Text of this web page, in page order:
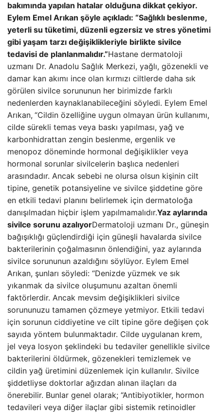
bakımında yapılan hatalar olduğuna dikkat çekiyor.
Eylem Emel Arıkan şöyle açıkladı: “Sağlıklı beslenme,
yeterli su tüketimi, düzenli egzersiz ve stres yönetimi
gibi yaşam tarzı değişiklikleriyle birlikte sivilce
tedavisi de planlanmalıdır.”Hastane dermatoloji
uzmanı Dr. Anadolu Sağlık Merkezi, yağlı, gözenekli ve
damar kan akımı ince olan kırmızı ciltlerde daha sık
görülen sivilce sorununun her birimizde farklı
nedenlerden kaynaklanabileceğini söyledi. Eylem Emel
Arıkan, “Cildin özelliğine uygun olmayan ürün kullanımı,
cilde sürekli temas veya baskı yapılması, yağ ve
karbonhidrattan zengin beslenme, ergenlik ve
menopoz döneminde hormonal değişiklikler veya
hormonal sorunlar sivilcelerin başlıca nedenleri
arasındadır. Ancak sebebi ne olursa olsun kişinin cilt
tipine, genetik potansiyeline ve sivilce şiddetine göre
en etkili tedavi planını belirlemek için dermatoloğa
danışılmadan hiçbir işlem yapılmamalıdır.Yaz aylarında
sivilce sorunu azalıyorDermatoloji uzmanı Dr., güneşin
bağışıklığı güçlendirdiği için güneşli havalarda sivilce
bakterilerinin çoğalmasının önlendiğini, yaz aylarında
sivilce sorununun azaldığını söylüyor. Eylem Emel
Arıkan, şunları söyledi: “Denizde yüzmek ve sık
yıkanmak da sivilce oluşumunu azaltan önemli
faktörlerdir. Ancak mevsim değişiklikleri sivilce
sorununuzu tamamen çözmeye yetmiyor. Etkili tedavi
için sorunun ciddiyetine ve cilt tipine göre değişen çok
sayıda yöntem bulunmaktadır. Cilde uygulanan krem,
jel veya losyon şeklindeki bu tedaviler genellikle sivilce
bakterilerini öldürmek, gözenekleri temizlemek ve
cildin yağ üretimini düzenlemek için kullanılır. Sivilce
şiddetliyse doktorlar ağızdan alınan ilaçları da
önerebilir. Bunlar genel olarak; “Antibiyotikler, hormon
tedavileri veya diğer ilaçlar gibi sistemik retinoidler